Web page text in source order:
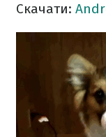
Скачати: